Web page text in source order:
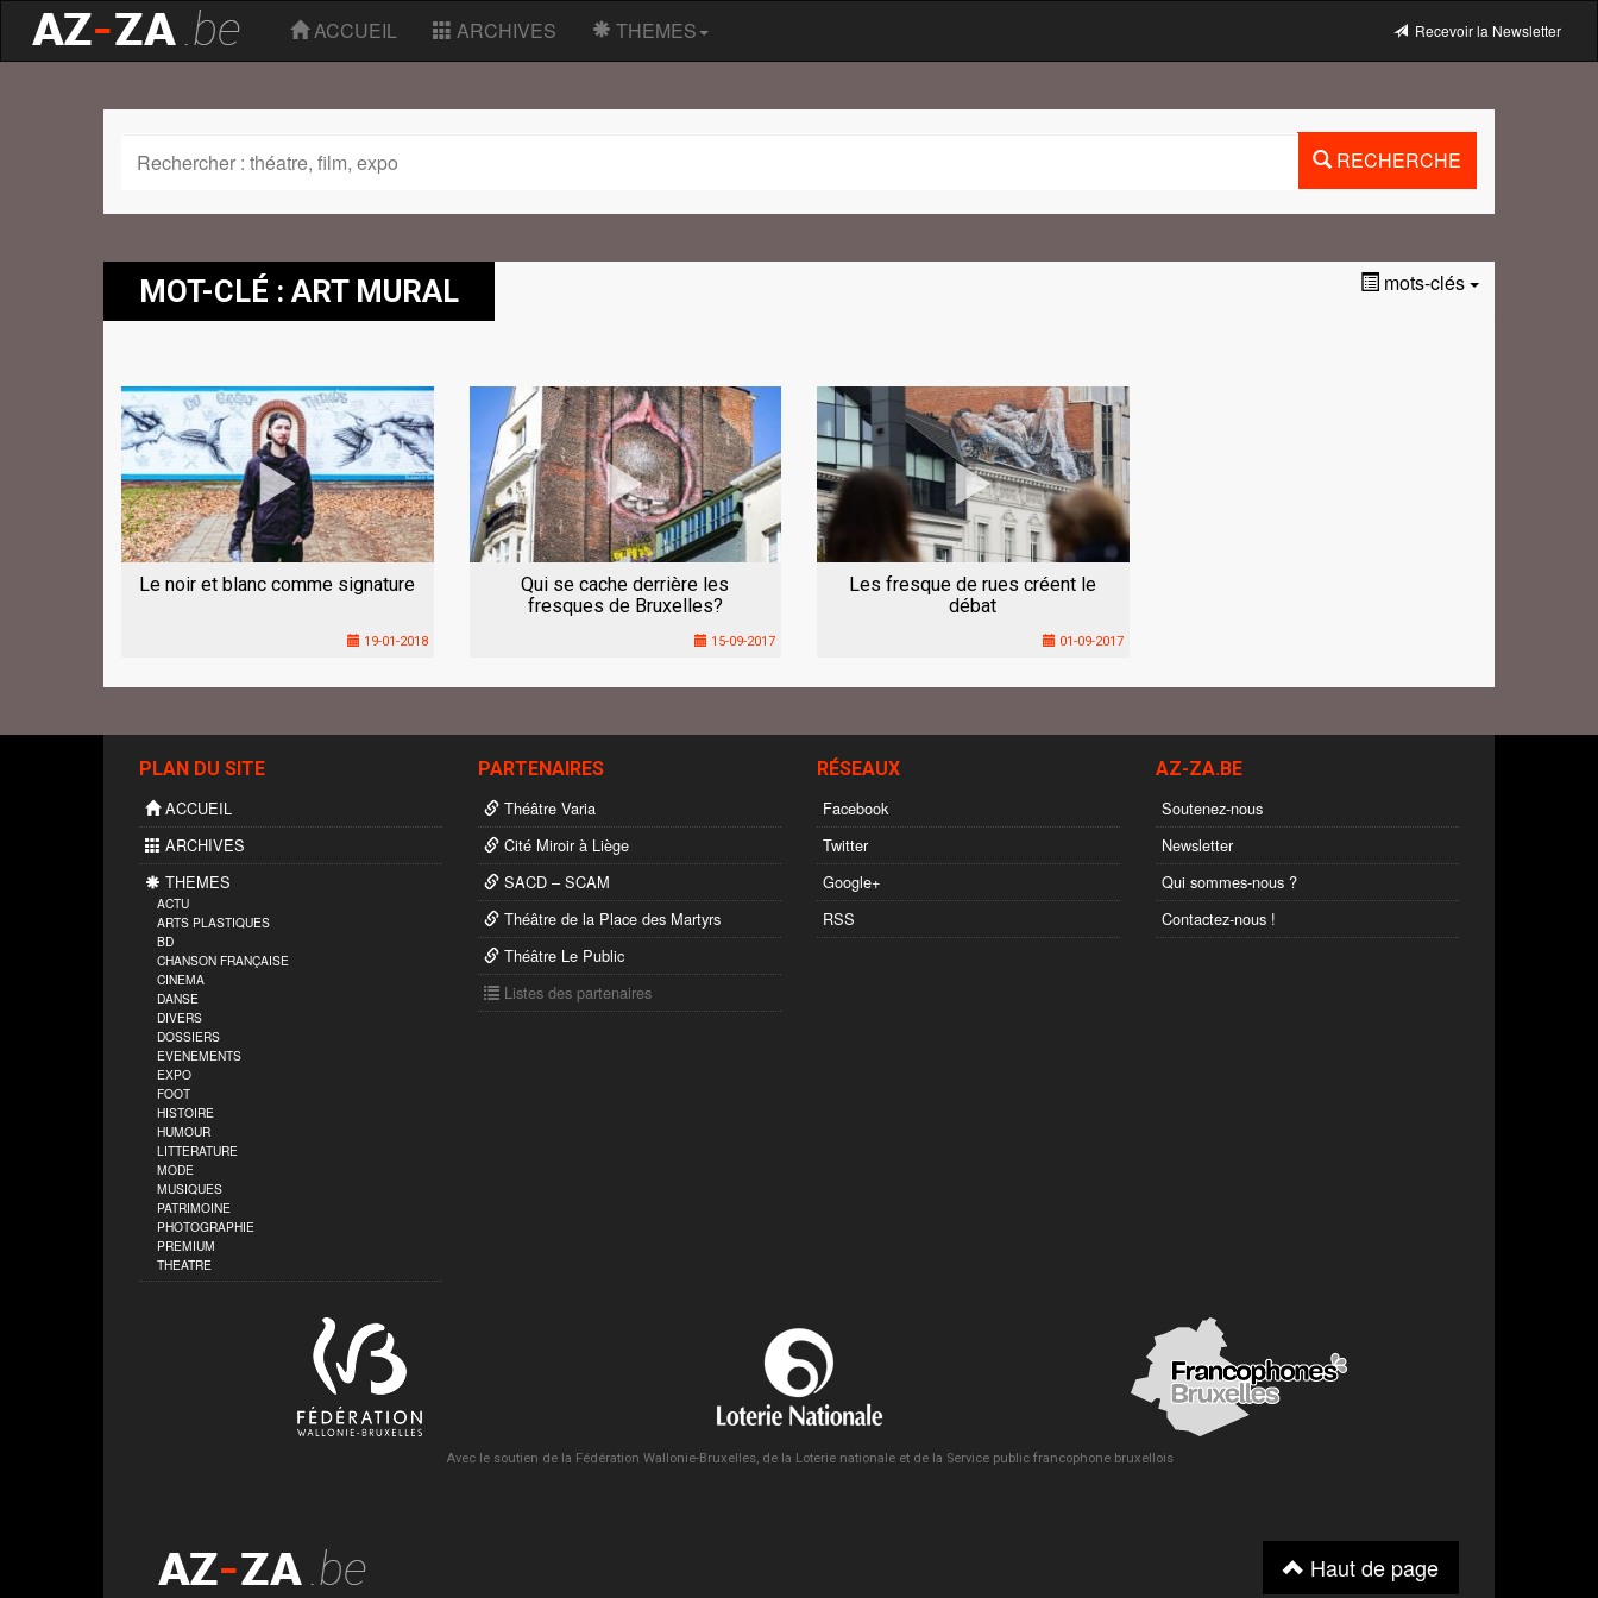
ACCUEIL ARCHIVES THEMES Recevoir la Newsletter
RECHERCHE
MOT-CLÉ : ART MURAL mots-clés
Le noir et blanc comme signature
19-01-2018
Qui se cache derrière les
fresques de Bruxelles?
15-09-2017
Les fresque de rues créent le
débat
01-09-2017
PLAN DU SITE
ACCUEIL
ARCHIVES
THEMES
ACTU
ARTS PLASTIQUES
BD
CHANSON FRANÇAISE
CINEMA
DANSE
DIVERS
DOSSIERS
EVENEMENTS
EXPO
FOOT
HISTOIRE
HUMOUR
LITTERATURE
MODE
MUSIQUES
PATRIMOINE
PHOTOGRAPHIE
PREMIUM
THEATRE
PARTENAIRES
Théâtre Varia
Cité Miroir à Liège
SACD – SCAM
Théâtre de la Place des Martyrs
Théâtre Le Public
Listes des partenaires
RÉSEAUX
Facebook
Twitter
Google+
RSS
AZ-ZA.BE
Soutenez-nous
Newsletter
Qui sommes-nous ?
Contactez-nous !
Avec le soutien de la Fédération Wallonie-Bruxelles, de la Loterie nationale et de la Service public francophone bruxellois
Haut de page